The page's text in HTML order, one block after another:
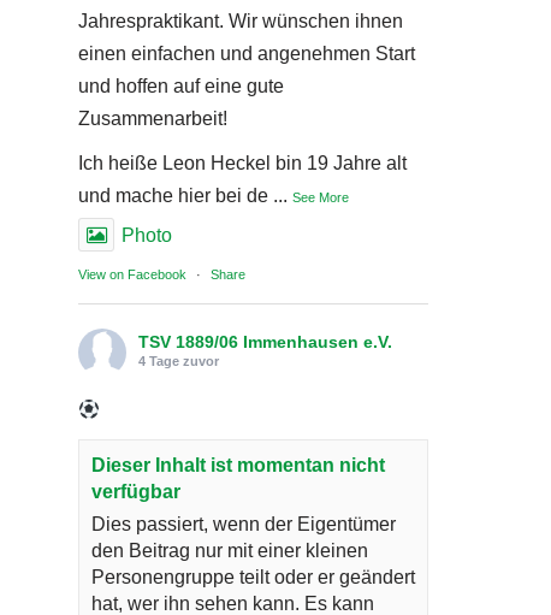
Jahrespraktikant. Wir wünschen ihnen
einen einfachen und angenehmen Start
und hoffen auf eine gute
Zusammenarbeit!
Ich heiße Leon Heckel bin 19 Jahre alt
und mache hier bei de ... See More
Photo
View on Facebook · Share
TSV 1889/06 Immenhausen e.V.
4 Tage zuvor
Dieser Inhalt ist momentan nicht
verfügbar
Dies passiert, wenn der Eigentümer
den Beitrag nur mit einer kleinen
Personengruppe teilt oder er geändert
hat, wer ihn sehen kann. Es kann